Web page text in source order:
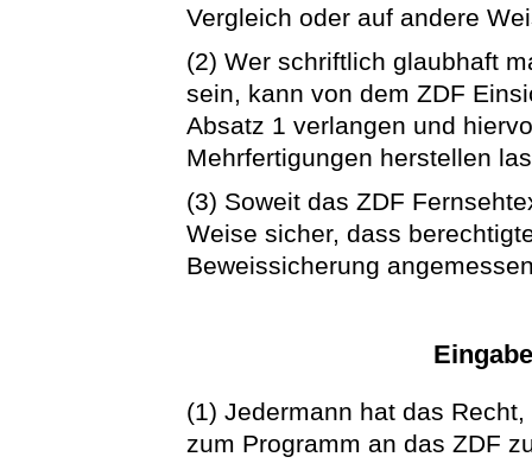
Vergleich oder auf andere
(2) Wer schriftlich glaubhaft
sein, kann von dem ZDF
Absatz 1 verlangen und
Mehrfertigungen herstellen
(3) Soweit das ZDF
Weise sicher, dass
Beweissicherung
(1) Jedermann hat das
zum Programm an das ZDF